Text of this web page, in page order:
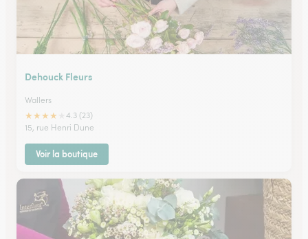
Dehouck Fleurs
Wallers
★★★★
4.3 (23)
15, rue Henri Dune
Voir la boutique